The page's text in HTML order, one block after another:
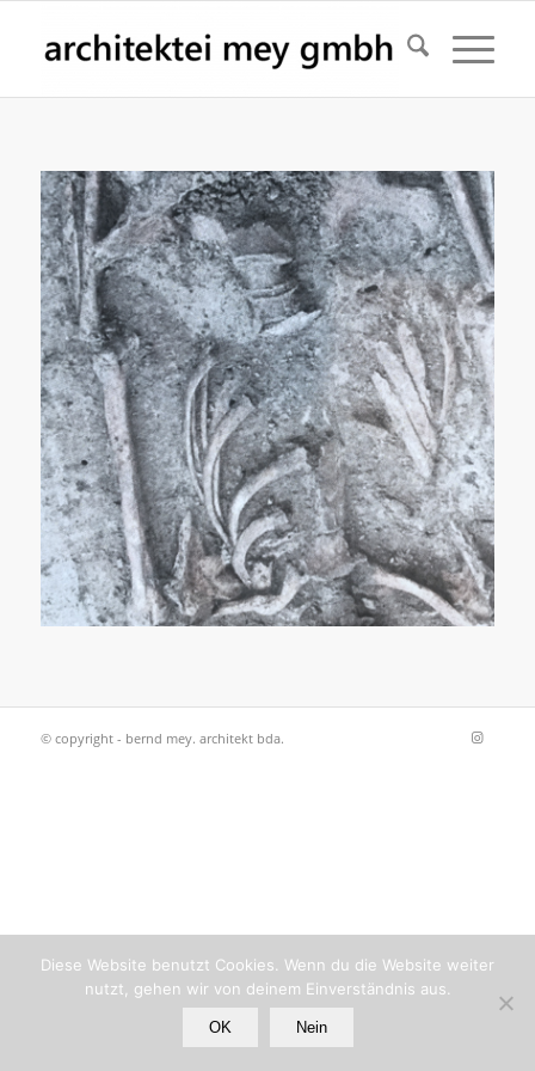
© copyright - bernd mey. architekt bda.
Diese Website benutzt Cookies. Wenn du die Website weiter
nutzt, gehen wir von deinem Einverständnis aus.
OK Nein